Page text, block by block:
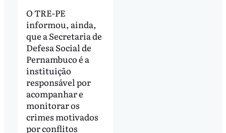
O TRE-PE
informou, ainda,
que a Secretaria de
Defesa Social de
Pernambuco é a
instituição
responsável por
acompanhar e
monitorar os
crimes motivados
por conflitos